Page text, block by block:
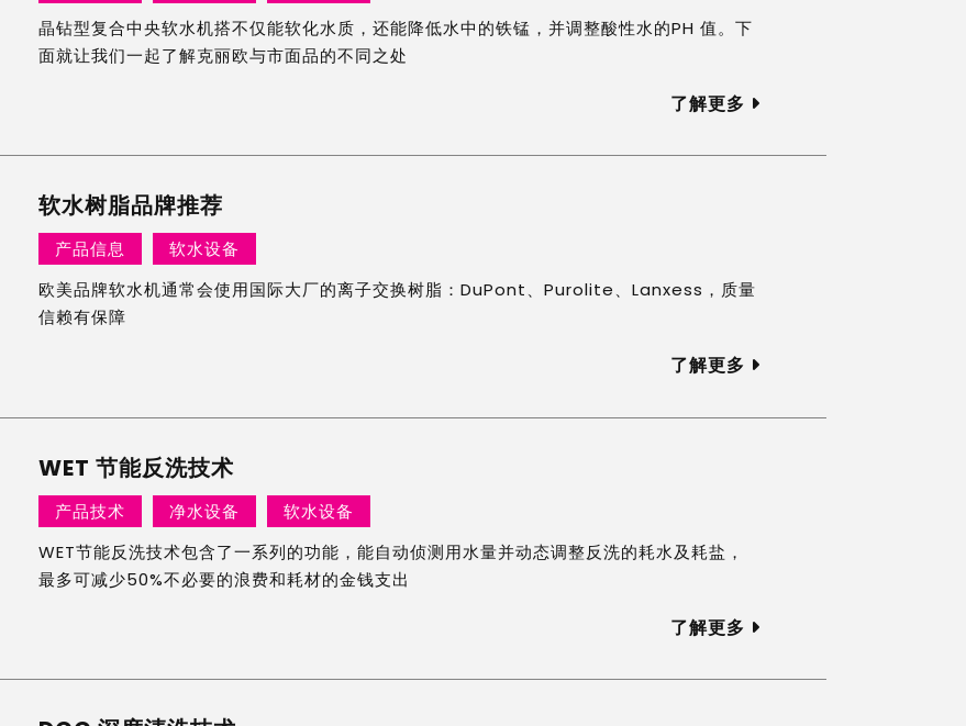
晶钻型复合中央软水机搭不仅能软化水质，还能降低水中的铁锰，并调整酸性水的PH 值。下
面就让我们一起了解克丽欧与市面品的不同之处
了解更多
软水树脂品牌推荐
产品信息
软水设备
欧美品牌软水机通常会使用国际大厂的离子交换树脂：DuPont、Purolite、Lanxess，质量
信赖有保障
了解更多
WET 节能反洗技术
产品技术 净水设备
软水设备
WET节能反洗技术包含了一系列的功能，能自动侦测用水量并动态调整反洗的耗水及耗盐，
最多可减少50%不必要的浪费和耗材的金钱支出
了解更多